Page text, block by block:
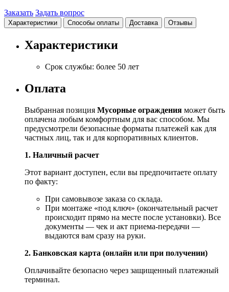
Заказать Задать вопрос
Характеристики Способы оплаты Доставка Отзывы
Характеристики
Срок службы: более 50 лет
Оплата
Выбранная позиция Мусорные ограждения может быть
оплачена любым комфортным для вас способом. Мы
предусмотрели безопасные форматы платежей как для
частных лиц, так и для корпоративных клиентов.
1. Наличный расчет
Этот вариант доступен, если вы предпочитаете оплату
по факту:
При самовывозе заказа со склада.
При монтаже «под ключ» (окончательный расчет
происходит прямо на месте после установки). Все
документы — чек и акт приема-передачи —
выдаются вам сразу на руки.
2. Банковская карта (онлайн или при получении)
Оплачивайте безопасно через защищенный платежный
терминал.